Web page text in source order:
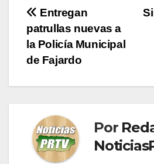
Navegación
de
entradas
Entregan
patrullas nuevas a
la Policía Municipal
de Fajardo
Por